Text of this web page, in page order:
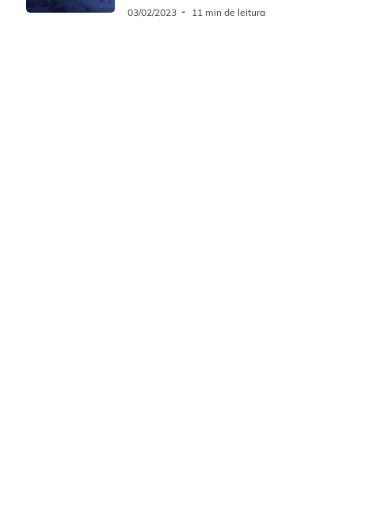
03/02/2023 11 min de leitura